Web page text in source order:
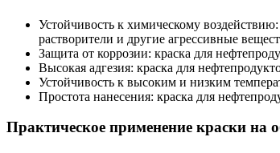
Устойчивость к химическому
растворители и другие агрессивные
Защита от коррозии: краска для
Высокая адгезия: краска для
Устойчивость к высоким и низким
Простота нанесения: краска для
Практическое применение краски на